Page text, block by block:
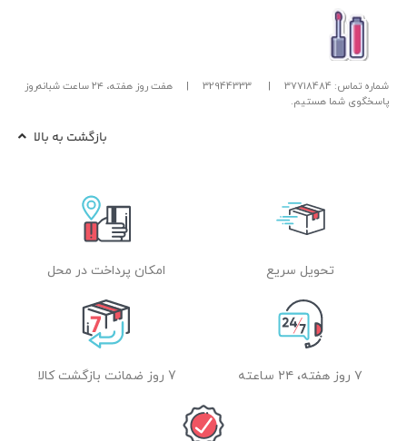
شماره تماس: 37718484 |
32944333
|
هفت روز هفته، ۲۴ ساعت شبانه‌روز
پاسخگوی شما هستیم.
بازگشت به بالا
تحویل سریع امکان پرداخت در محل
۷ روز هفته، ۲۴ ساعته 7 روز ضمانت بازگشت کالا